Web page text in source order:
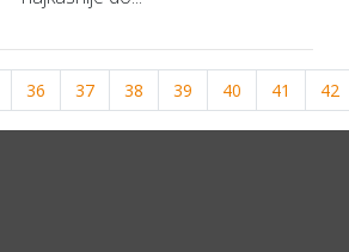
36 37 38 39 40 41 42